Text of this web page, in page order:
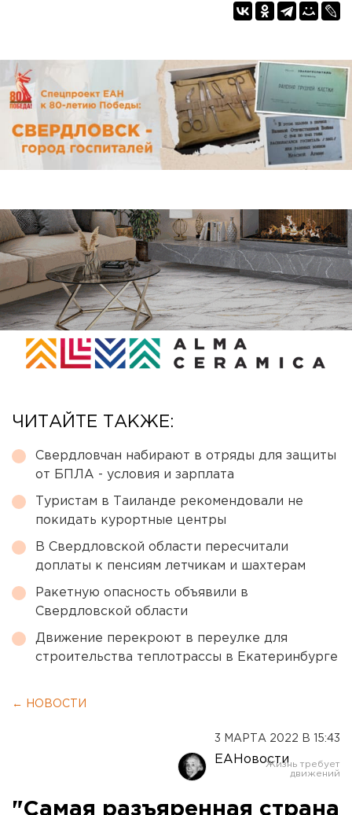
ЧИТАЙТЕ ТАКЖЕ:
Свердловчан набирают в отряды для защиты
от БПЛА - условия и зарплата
Туристам в Таиланде рекомендовали не
покидать курортные центры
В Свердловской области пересчитали
доплаты к пенсиям летчикам и шахтерам
Ракетную опасность объявили в
Свердловской области
Движение перекроют в переулке для
строительства теплотрассы в Екатеринбурге
← НОВОСТИ
3 МАРТА 2022 В 15:43
ЕАНовости
"Самая разъяренная страна